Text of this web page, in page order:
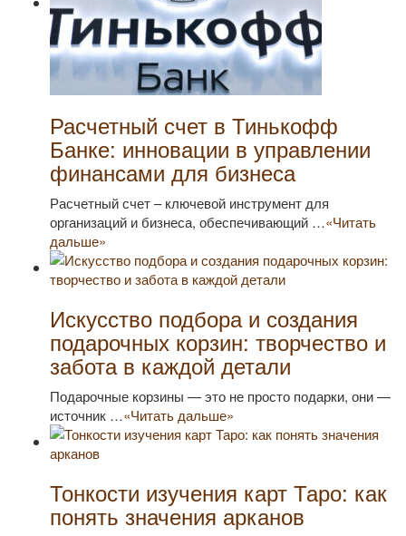
Расчетный счет в Тинькофф
Банке: инновации в управлении
финансами для бизнеса
Расчетный счет – ключевой инструмент для
организаций и бизнеса, обеспечивающий …«Читать
дальше»
Искусство подбора и создания
подарочных корзин: творчество и
забота в каждой детали
Подарочные корзины — это не просто подарки, они —
источник …«Читать дальше»
Тонкости изучения карт Таро: как
понять значения арканов